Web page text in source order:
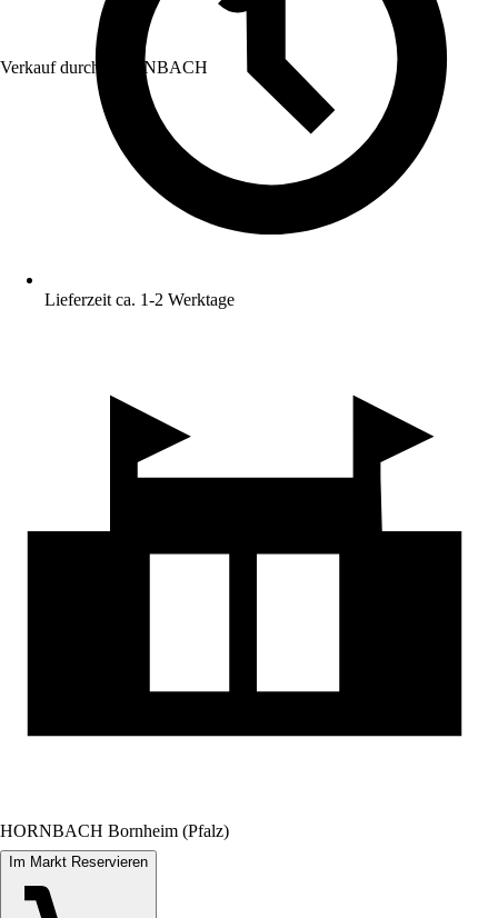
Verkauf durch: HORNBACH
Lieferzeit ca. 1-2 Werktage
HORNBACH Bornheim (Pfalz)
Im Markt Reservieren